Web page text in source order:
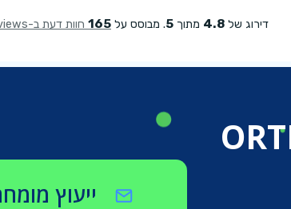
ייעוץ